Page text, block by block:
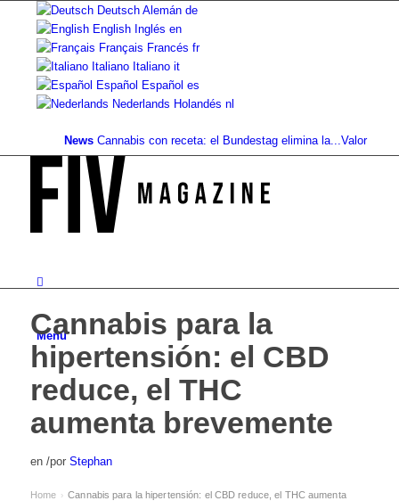
Deutsch Alemán de
English Inglés en
Français Francés fr
Italiano Italiano it
Español Español es
Nederlands Holandés nl
News Cannabis con receta: el Bundestag elimina la...Valor del suelo
Menú
Cannabis para la
hipertensión: el CBD
reduce, el THC
aumenta brevemente
en /por Stephan
Home › Cannabis para la hipertensión: el CBD reduce, el THC aumenta